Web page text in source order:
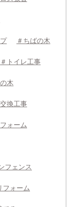
＃ちばの木
＃トイレ工事
木
換工事
ォーム
フェンス
フォーム